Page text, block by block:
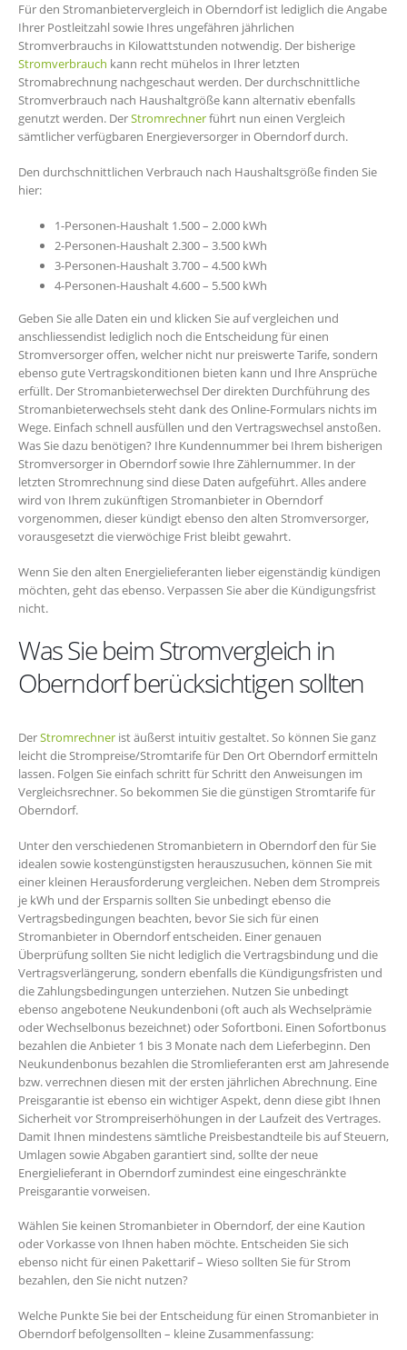
Für den Stromanbietervergleich in Oberndorf ist lediglich die Angabe
Ihrer Postleitzahl sowie Ihres ungefähren jährlichen
Stromverbrauchs in Kilowattstunden notwendig. Der bisherige
Stromverbrauch kann recht mühelos in Ihrer letzten
Stromabrechnung nachgeschaut werden. Der durchschnittliche
Stromverbrauch nach Haushaltgröße kann alternativ ebenfalls
genutzt werden. DerStromrechnerführt nun einen Vergleich
sämtlicher verfügbaren Energieversorger in Oberndorf durch.
Den durchschnittlichen Verbrauch nach Haushaltsgröße finden Sie
hier:
1-Personen-Haushalt 1.500 – 2.000 kWh
2-Personen-Haushalt 2.300 – 3.500 kWh
3-Personen-Haushalt 3.700 – 4.500 kWh
4-Personen-Haushalt 4.600 – 5.500 kWh
Geben Sie alle Daten ein und klicken Sie auf vergleichen und
anschliessendist lediglich noch die Entscheidung für einen
Stromversorger offen, welcher nicht nur preiswerte Tarife, sondern
ebenso gute Vertragskonditionen bieten kann und Ihre Ansprüche
erfüllt. Der Stromanbieterwechsel Der direkten Durchführung des
Stromanbieterwechsels steht dank des Online-Formulars nichts im
Wege. Einfach schnell ausfüllen und den Vertragswechsel anstoßen.
Was Sie dazu benötigen? Ihre Kundennummer bei Ihrem bisherigen
Stromversorger in Oberndorf sowie Ihre Zählernummer. In der
letzten Stromrechnung sind diese Daten aufgeführt. Alles andere
wird von Ihrem zukünftigen Stromanbieter in Oberndorf
vorgenommen, dieser kündigt ebenso den alten Stromversorger,
vorausgesetzt die vierwöchige Frist bleibt gewahrt.
Wenn Sie den alten Energielieferanten lieber eigenständig kündigen
möchten, geht das ebenso. Verpassen Sie aber die Kündigungsfrist
nicht.
Was Sie beim Stromvergleich in
Oberndorf berücksichtigen sollten
DerStromrechner ist äußerst intuitiv gestaltet. So können Sie ganz
leicht die Strompreise/Stromtarife für Den Ort Oberndorf ermitteln
lassen. Folgen Sie einfach schritt für Schritt den Anweisungen im
Vergleichsrechner. So bekommen Sie die günstigen Stromtarife für
Oberndorf.
Unter den verschiedenen Stromanbietern in Oberndorf den für Sie
idealen sowie kostengünstigsten herauszusuchen, können Sie mit
einer kleinen Herausforderung vergleichen. Neben dem Strompreis
je kWh und der Ersparnis sollten Sie unbedingt ebenso die
Vertragsbedingungen beachten, bevor Sie sich für einen
Stromanbieter in Oberndorf entscheiden. Einer genauen
Überprüfung sollten Sie nicht lediglich die Vertragsbindung und die
Vertragsverlängerung, sondern ebenfalls die Kündigungsfristen und
die Zahlungsbedingungen unterziehen. Nutzen Sie unbedingt
ebenso angebotene Neukundenboni (oft auch als Wechselprämie
oder Wechselbonus bezeichnet) oder Sofortboni. Einen Sofortbonus
bezahlen die Anbieter 1 bis 3 Monate nach dem Lieferbeginn. Den
Neukundenbonus bezahlen die Stromlieferanten erst am Jahresende
bzw. verrechnen diesen mit der ersten jährlichen Abrechnung. Eine
Preisgarantie ist ebenso ein wichtiger Aspekt, denn diese gibt Ihnen
Sicherheit vor Strompreiserhöhungen in der Laufzeit des Vertrages.
Damit Ihnen mindestens sämtliche Preisbestandteile bis auf Steuern,
Umlagen sowie Abgaben garantiert sind, sollte der neue
Energielieferant in Oberndorf zumindest eine eingeschränkte
Preisgarantie vorweisen.
Wählen Sie keinen Stromanbieter in Oberndorf, der eine Kaution
oder Vorkasse von Ihnen haben möchte. Entscheiden Sie sich
ebenso nicht für einen Pakettarif – Wieso sollten Sie für Strom
bezahlen, den Sie nicht nutzen?
Welche Punkte Sie bei der Entscheidung für einen Stromanbieter in
Oberndorf befolgensollten – kleine Zusammenfassung: